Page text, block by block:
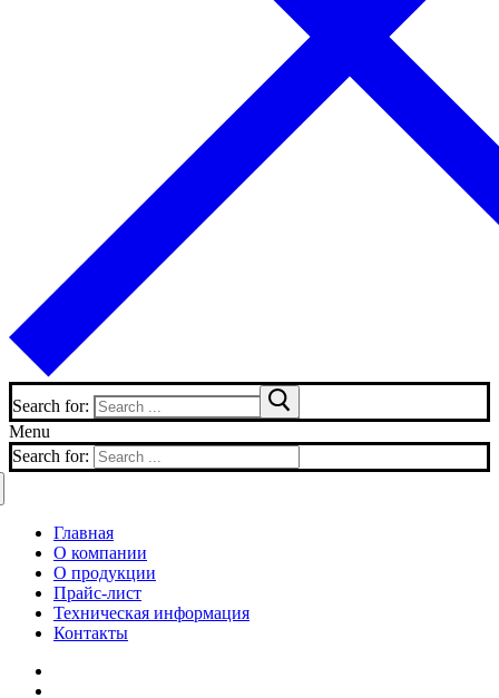
Search for:
Menu
Search for:
Главная
О компании
О продукции
Прайс-лист
Техническая информация
Контакты